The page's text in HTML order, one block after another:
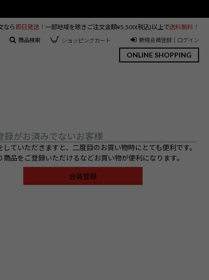
ONLINE SHOPPING
なら即日発送！ 一部地域を除きご注文金額¥5,500(税込)以上で送料無料！
商品検索 ショッピングカート 新規会員登録｜ログイン
録がお済みでないお客様
していただきますと、二度目のお買い物時にとても便利です。
商品をご登録いただけるなどお買い物が便利になります。
会員登録